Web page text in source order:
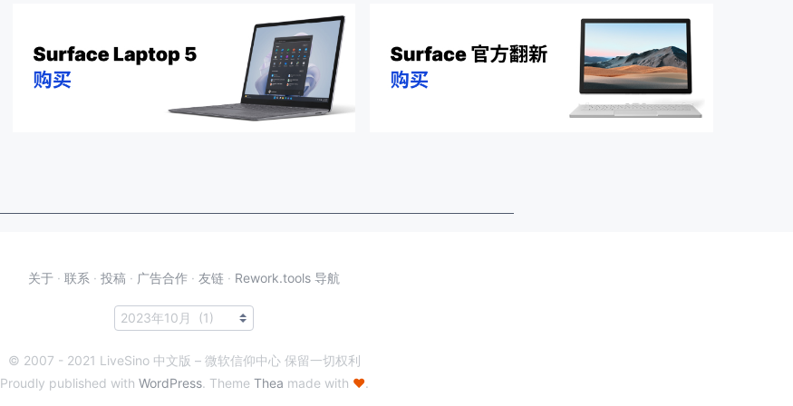
关于 · 联系 · 投稿 · 广告合作 · 友链 · Rework.tools 导航
© 2007 - 2021 LiveSino 中文版 – 微软信仰中心 保留一切权利
Proudly published with WordPress. Theme Thea made with ♥.